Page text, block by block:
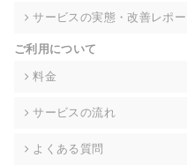
的な期間内に対応いたします
により、ご希望に添えない場
グなどの個人情報以外の情報
株式会社div 個人情報問合せ窓
サービスの実態・改善レポー
ご利用について
料金
サービスの流れ
よくある質問